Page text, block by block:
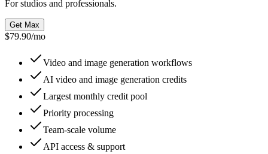
For studios and professionals.
Get Max
$79.90/mo
Video and image generation workflows
AI video and image generation credits
Largest monthly credit pool
Priority processing
Team-scale volume
API access & support